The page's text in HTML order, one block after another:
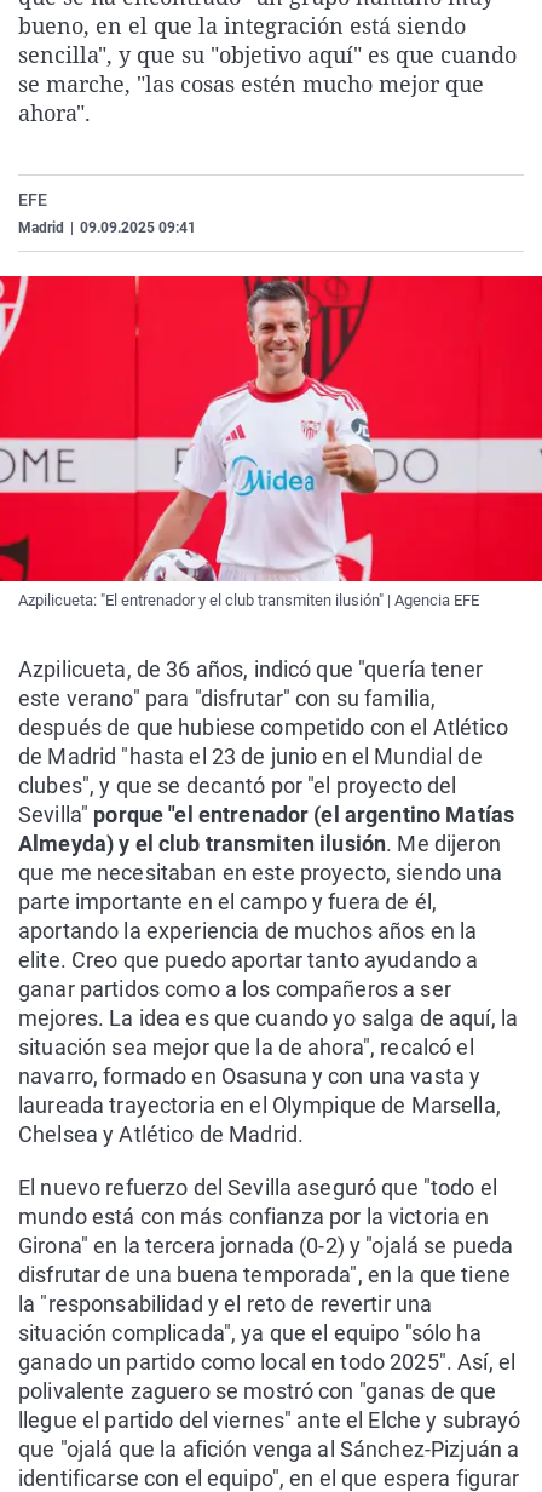
La rosa de los vientos
Gente viajera
Como el perro y el
Caso
Retornados
Equipo de
Extremadura
Galicia
La Rioja
Virales
Televisión
Elecciones
bueno, en el que la integración está siendo
sencilla", y que su "objetivo aquí" es que cuando
se marche, "las cosas estén mucho mejor que
ahora".
EFE
Madrid 09.09.2025 09:41
Azpilicueta: "El entrenador y el club transmiten ilusión" | Agencia EFE
Azpilicueta, de 36 años, indicó que "quería tener
este verano" para "disfrutar" con su familia,
después de que hubiese competido con el Atlético
de Madrid "hasta el 23 de junio en el Mundial de
clubes", y que se decantó por "el proyecto del
Sevilla" porque "el entrenador (el argentino Matías
Almeyda) y el club transmiten ilusión. Me dijeron
que me necesitaban en este proyecto, siendo una
parte importante en el campo y fuera de él,
aportando la experiencia de muchos años en la
elite. Creo que puedo aportar tanto ayudando a
ganar partidos como a los compañeros a ser
mejores. La idea es que cuando yo salga de aquí, la
situación sea mejor que la de ahora", recalcó el
navarro, formado en Osasuna y con una vasta y
laureada trayectoria en el Olympique de Marsella,
Chelsea y Atlético de Madrid.
El nuevo refuerzo del Sevilla aseguró que "todo el
mundo está con más confianza por la victoria en
Girona" en la tercera jornada (0-2) y "ojalá se pueda
disfrutar de una buena temporada", en la que tiene
la "responsabilidad y el reto de revertir una
situación complicada", ya que el equipo "sólo ha
ganado un partido como local en todo 2025". Así, el
polivalente zaguero se mostró con "ganas de que
llegue el partido del viernes" ante el Elche y subrayó
que "ojalá que la afición venga al Sánchez-Pizjuán a
identificarse con el equipo", en el que espera figurar